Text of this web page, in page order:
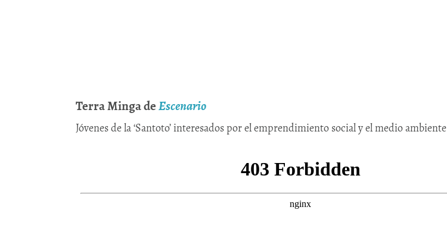
Terra Minga deEscenario
Jóvenes de la ‘Santoto’ interesados por el emprendimiento social y el medio ambiente